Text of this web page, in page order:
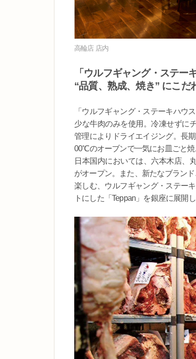
高輪店 店内
「ウルフギャング・ステー
“品質、熟成、焼き” にこだ
「ウルフギャング・ステーキハウ
少な牛肉のみを使用。冷凍せずに
管理によりドライエイジング。長
00℃のオーブンで一気にお皿ごと焼
日本国内においては、六本木店、
がオープン。また、新たなブラン
楽しむ、ウルフギャング・ステー
トにした「Teppan」を銀座に展開し